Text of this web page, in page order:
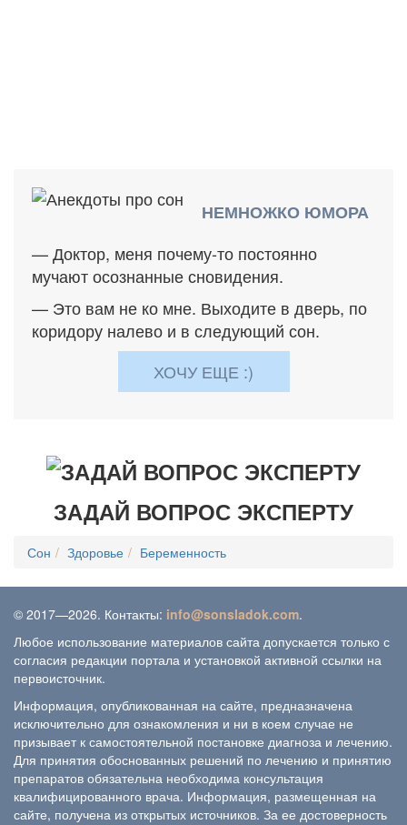
НЕМНОЖКО ЮМОРА
— Доктор, меня почему-то постоянно
мучают осознанные сновидения.
— Это вам не ко мне. Выходите в дверь, по
коридору налево и в следующий сон.
ХОЧУ ЕЩЕ :)
ЗАДАЙ ВОПРОС ЭКСПЕРТУ
Сон Здоровье Беременность
© 2017—2026. Контакты: info@sonsladok.com.
Любое использование материалов сайта допускается только с
согласия редакции портала и установкой активной ссылки на
первоисточник.
Информация, опубликованная на сайте, предназначена
исключительно для ознакомления и ни в коем случае не
призывает к самостоятельной постановке диагноза и лечению.
Для принятия обоснованных решений по лечению и принятию
препаратов обязательна необходима консультация
квалифицированного врача. Информация, размещенная на
сайте, получена из открытых источников. За ее достоверность